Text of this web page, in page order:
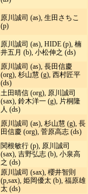
原川誠司 (as), 生田さちこ
(p)
原川誠司 (as), HIDE (p), 楠
井五月 (b), 小松伸之 (ds)
原川誠司 (as), 長田信慶
(org), 杉山慧 (g), 西村匠平
(ds)
土田晴信 (org), 原川誠司
(sax), 鈴木洋一 (g), 片桐隆
人 (ds)
原川誠司 (as), 杉山慧 (g), 長
田信慶 (org), 菅原高志 (ds)
関根敏行 (p), 原川誠司
(sax), 吉野弘志 (b), 小泉高
之 (ds)
原川誠司 (sax), 櫻井智則
(p,sax), 姫岡優太 (b), 福原雄
太 (ds)